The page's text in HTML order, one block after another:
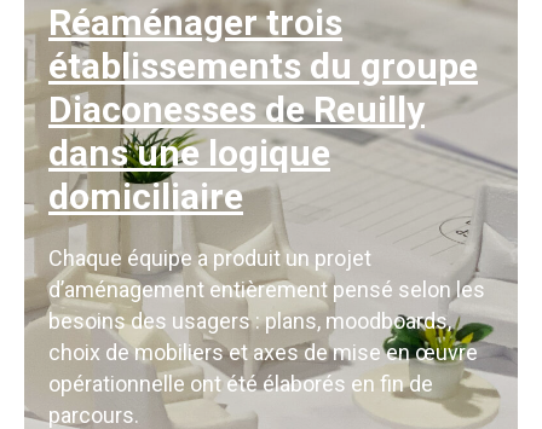
Réaménager trois
établissements du groupe
Diaconesses de Reuilly
dans une logique
domiciliaire
Chaque équipe a produit un projet
d’aménagement entièrement pensé selon les
besoins des usagers : plans, moodboards,
choix de mobiliers et axes de mise en œuvre
opérationnelle ont été élaborés en fin de
parcours.